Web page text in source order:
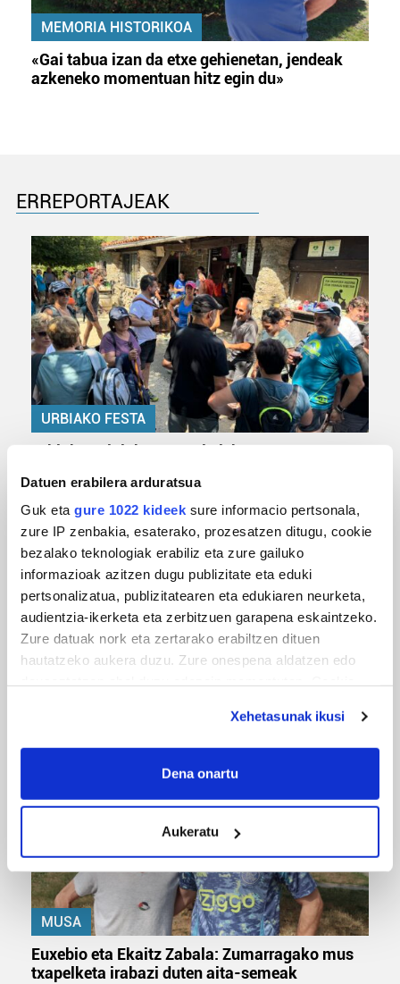
Datuen erabilera arduratsua
Guk eta gure 1022 kideek sure informacio pertsonala,
zure IP zenbakia, esaterako, prozesatzen ditugu, cookie
bezalako teknologiak erabiliz eta zure gailuko
informazioak azitzen dugu publizitate eta eduki
pertsonalizatua, publizitatearen eta edukiaren neurketa,
audientzia-ikerketa eta zerbitzuen garapena eskaintzeko.
Zure datuak nork eta zertarako erabiltzen dituen
hautatzeko aukera duzu. Zure onespena aldatzen edo
If you allow, we would also like to:
Collect information about your geographical
Identify your device by actively scanning it for
specific characteristics (fingerprinting)
Find out more about how your personal data is processed
and set your preferences in thedetails section.
Guk eta gure bazkideek zure datu pertsonalak
prozesatzen ditugu, zure IP zenbakia, besteak beste,
Xehetasunak ikusi
Dena onartu
Aukeratu
MEMORIA HISTORIKOA
«Gai tabua izan da etxe gehienetan, jendeak
azkeneko momentuan hitz egin du»
ERREPORTAJEAK
URBIAKO FESTA
Urbiako zelaiak erromeria leku
MUSIKA
MUSA
Euxebio eta Ekaitz Zabala: Zumarragako mus
txapelketa irabazi duten aita-semeak